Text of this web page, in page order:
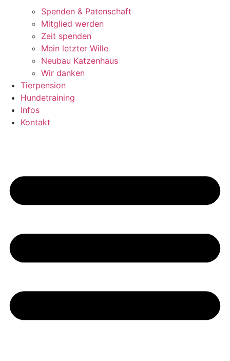
Spenden & Patenschaft
Mitglied werden
Zeit spenden
Mein letzter Wille
Neubau Katzenhaus
Wir danken
Tierpension
Hundetraining
Infos
Kontakt